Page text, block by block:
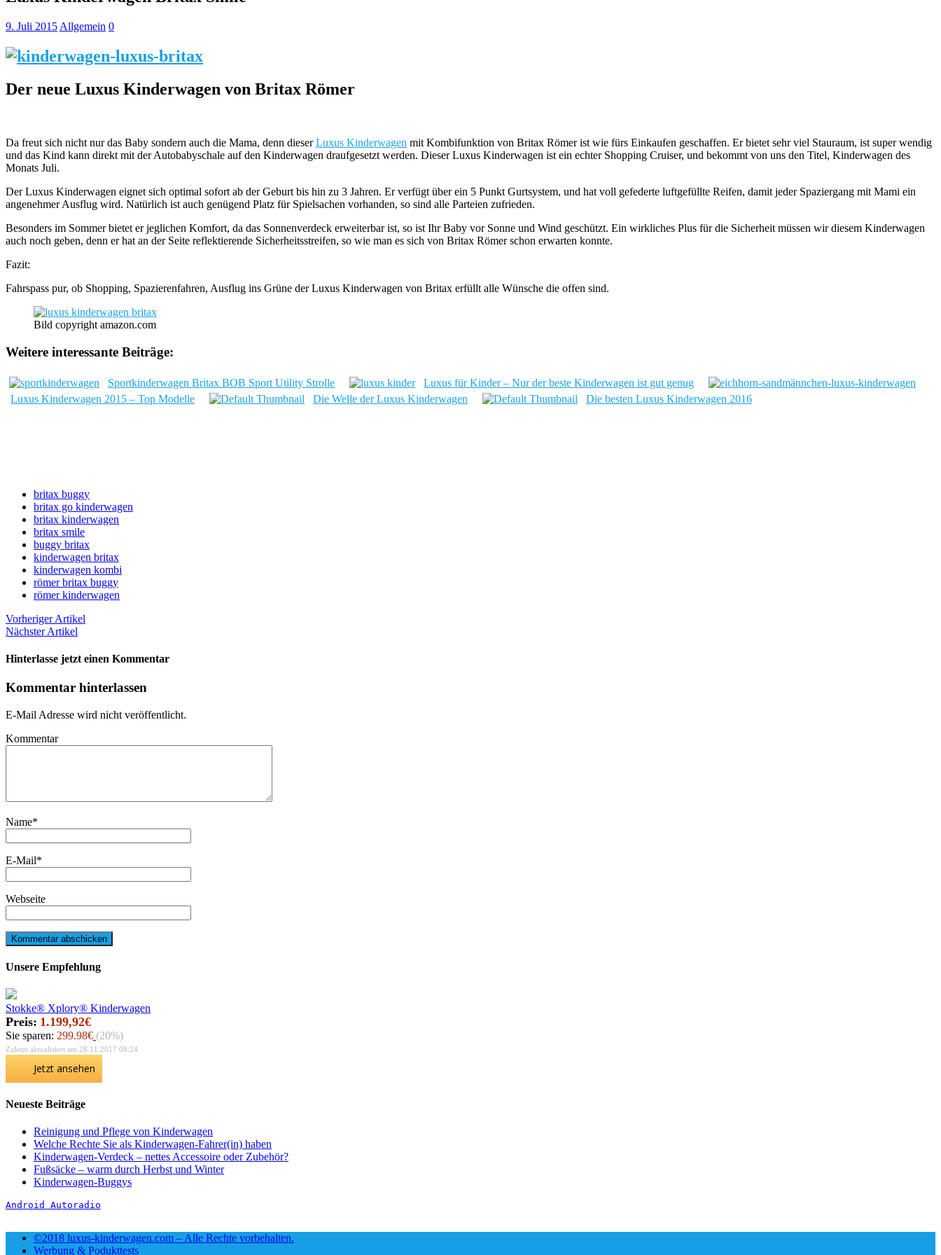
9. Juli 2015 Allgemein 0
Der neue Luxus Kinderwagen von Britax Römer
Da freut sich nicht nur das Baby sondern auch die Mama, denn dieserLuxus Kinderwagen mit Kombifunktion von Britax Römer ist wie fürs Einkaufen geschaffen. Er bietet sehr viel Stauraum, ist super wendig
und das Kind kann direkt mit der Autobabyschale auf den Kinderwagen draufgesetzt werden. Dieser Luxus Kinderwagen ist ein echter Shopping Cruiser, und bekommt von uns den Titel, Kinderwagen des
Monats Juli.
Der Luxus Kinderwagen eignet sich optimal sofort ab der Geburt bis hin zu 3 Jahren. Er verfügt über ein 5 Punkt Gurtsystem, und hat voll gefederte luftgefüllte Reifen, damit jeder Spaziergang mit Mami ein
angenehmer Ausflug wird. Natürlich ist auch genügend Platz für Spielsachen vorhanden, so sind alle Parteien zufrieden.
Besonders im Sommer bietet er jeglichen Komfort, da das Sonnenverdeck erweiterbar ist, so ist Ihr Baby vor Sonne und Wind geschützt. Ein wirkliches Plus für die Sicherheit müssen wir diesem Kinderwagen
auch noch geben, denn er hat an der Seite reflektierende Sicherheitsstreifen, so wie man es sich von Britax Römer schon erwarten konnte.
Fazit:
Fahrspass pur, ob Shopping, Spazierenfahren, Ausflug ins Grüne der Luxus Kinderwagen von Britax erfüllt alle Wünsche die offen sind.
Bild copyright amazon.com
Weitere interessante Beiträge:
Sportkinderwagen Britax BOB Sport Utility Strolle
Luxus für Kinder – Nur der beste Kinderwagen ist gut genug
Luxus Kinderwagen 2015 – Top Modelle
Die Welle der Luxus Kinderwagen Die besten Luxus Kinderwagen 2016
britax buggy
britax go kinderwagen
britax kinderwagen
britax smile
buggy britax
kinderwagen britax
kinderwagen kombi
römer britax buggy
römer kinderwagen
Vorheriger Artikel
Nächster Artikel
Hinterlasse jetzt einen Kommentar
Kommentar hinterlassen
E-Mail Adresse wird nicht veröffentlicht.
Kommentar
Name*
E-Mail*
Webseite
Unsere Empfehlung
Stokke® Xplory® Kinderwagen
Preis: 1.199,92€
Sie sparen: 299.98€ (20%)
Zuletzt aktualisiert am 28.11.2017 08:24
Jetzt ansehen
Neueste Beiträge
Reinigung und Pflege von Kinderwagen
Welche Rechte Sie als Kinderwagen-Fahrer(in) haben
Kinderwagen-Verdeck – nettes Accessoire oder Zubehör?
Fußsäcke – warm durch Herbst und Winter
Kinderwagen-Buggys
Android Autoradio
©2018 luxus-kinderwagen.com – Alle Rechte vorbehalten.
Werbung & Podukttests